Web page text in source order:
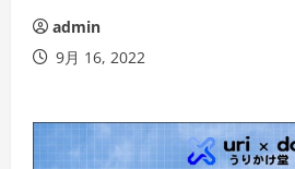
admin
9月 16, 2022